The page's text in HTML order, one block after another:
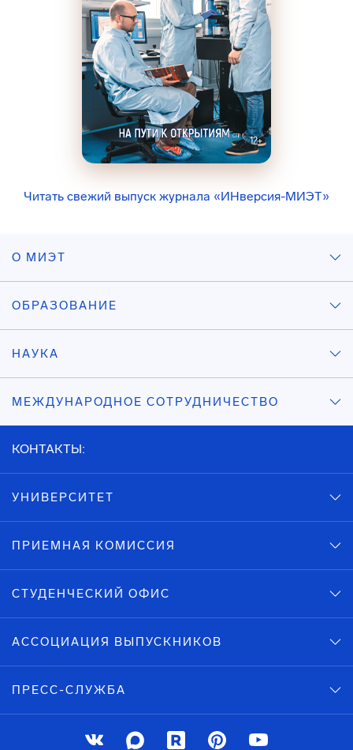
Читать свежий выпуск журнала «ИНверсия-МИЭТ»
О МИЭТ
ОБРАЗОВАНИЕ
НАУКА
МЕЖДУНАРОДНОЕ СОТРУДНИЧЕСТВО
КОНТАКТЫ:
УНИВЕРСИТЕТ
ПРИЕМНАЯ КОМИССИЯ
СТУДЕНЧЕСКИЙ ОФИС
АССОЦИАЦИЯ ВЫПУСКНИКОВ
ПРЕСС-СЛУЖБА